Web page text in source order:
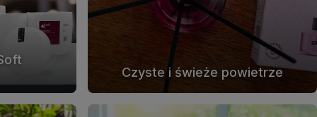
Czyste i świeże powietrze